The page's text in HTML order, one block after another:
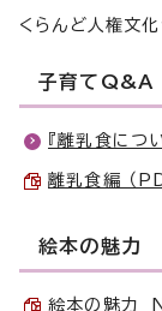
くらんど人権文化
子育てQ&A
『離乳食につ
離乳食編 （
絵本の魅力
絵本の魅力